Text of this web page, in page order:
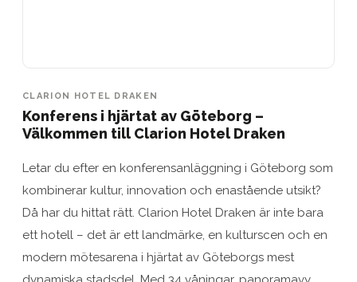
CLARION HOTEL DRAKEN
Konferens i hjärtat av Göteborg –
Välkommen till Clarion Hotel Draken
Letar du efter en konferensanläggning i Göteborg som
kombinerar kultur, innovation och enastående utsikt?
Då har du hittat rätt. Clarion Hotel Draken är inte bara
ett hotell – det är ett landmärke, en kulturscen och en
modern mötesarena i hjärtat av Göteborgs mest